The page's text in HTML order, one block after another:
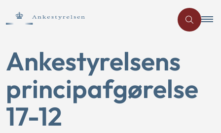
Ankestyrelsens
principafgørelse
17-12